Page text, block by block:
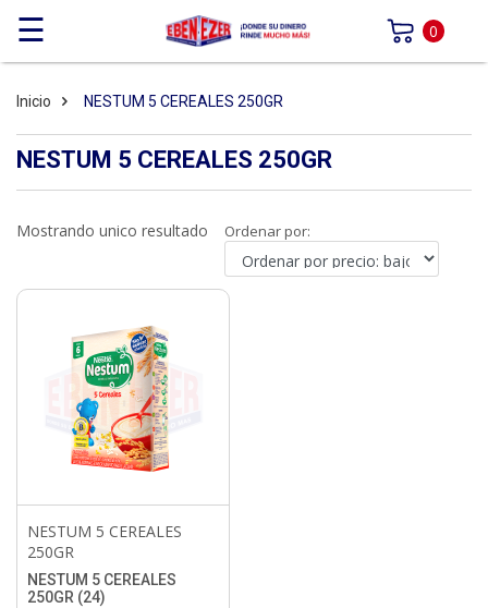
☰ 0
Inicio NESTUM 5 CEREALES 250GR
NESTUM 5 CEREALES 250GR
Mostrando unico resultado Ordenar por:
NESTUM 5 CEREALES
250GR
NESTUM 5 CEREALES
250GR (24)